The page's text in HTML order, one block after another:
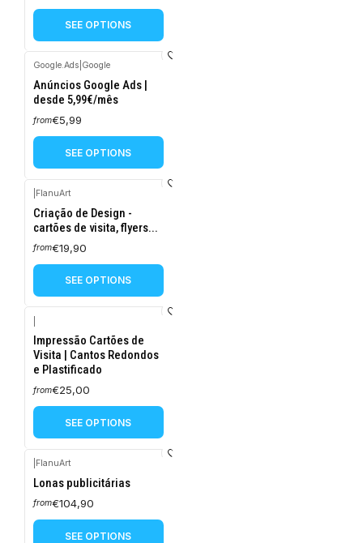
SEE OPTIONS
Google.Ads Google
Anúncios Google Ads |
desde 5,99€/mês
from€5,99
SEE OPTIONS
FlanuArt
Criação de Design -
cartões de visita, flyers...
from€19,90
SEE OPTIONS
Impressão Cartões de
Visita | Cantos Redondos
e Plastificado
from€25,00
SEE OPTIONS
FlanuArt
Lonas publicitárias
from€104,90
SEE OPTIONS